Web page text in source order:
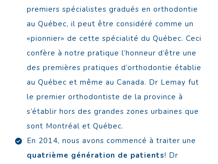
premiers spécialistes gradués en orthodontie
au Québec, il peut être considéré comme un
«pionnier» de cette spécialité du Québec. Ceci
confère à notre pratique l’honneur d’être une
des premières pratiques d’orthodontie établie
au Québec et même au Canada. Dr Lemay fut
le premier orthodontiste de la province à
s’établir hors des grandes zones urbaines que
sont Montréal et Québec.
En 2014, nous avons commencé à traiter une
quatrième génération de patients! Dr